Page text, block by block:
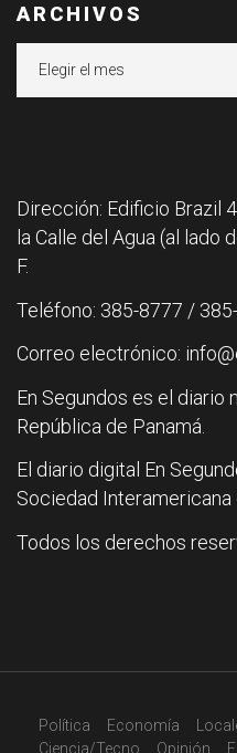
ARCHIVOS
Dirección: Edificio Brazil
la Calle del Agua (al lado
F.
Teléfono: 385-8777 /
Correo electrónico:
En Segundos es el diario
República de Panamá.
El diario digital En
Sociedad Interamericana
Todos los derechos
Política Economía
Ciencia/Tecno
Opinión